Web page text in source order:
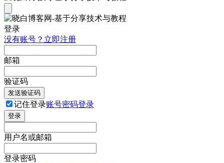
登录
没有账号？立即注册
邮箱
验证码
发送验证码
记住登录账号密码登录
登录
用户名或邮箱
登录密码